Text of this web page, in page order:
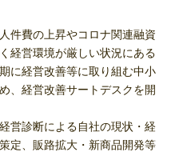
件費の上昇やコロナ関連融資
経営環境が厳しい状況にある
に経営改善等に取り組む中小
、経営改善サートデスクを開
営診断による自社の現状・経
定、販路拡大・新商品開発等